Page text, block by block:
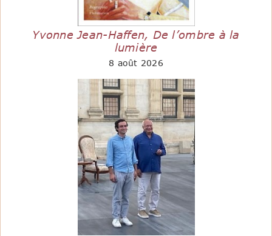
Yvonne Jean-Haffen, De l’ombre à la
lumière
8 août 2026